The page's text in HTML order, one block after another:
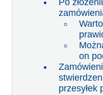
Po
on
przesyłek